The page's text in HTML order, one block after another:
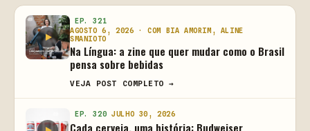
EP. 321
AGOSTO 6, 2026 · COM BIA AMORIM, ALINE
SMANIOTO
Na Língua: a zine que quer mudar como o Brasil
pensa sobre bebidas
VEJA POST COMPLETO →
EP. 320 JULHO 30, 2026
Cada cerveja, uma história: Budweiser